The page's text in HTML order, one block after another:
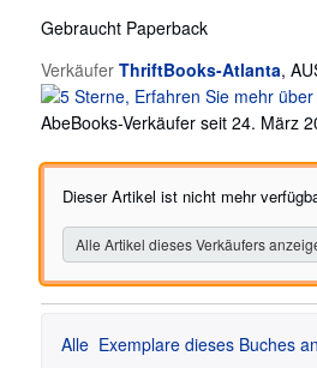
Gebraucht Paperback
Verkäufer ThriftBooks-Atlanta,
AbeBooks-Verkäufer seit 24. März
Dieser Artikel ist nicht mehr
Alle Artikel dieses Verkäufers
Alle Exemplare dieses Buches